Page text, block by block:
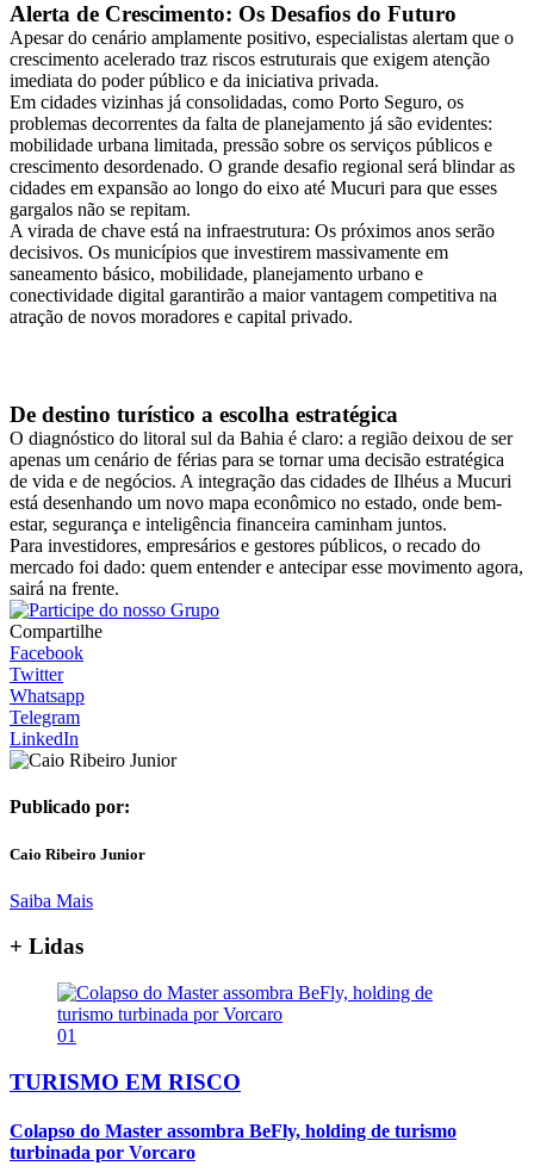
Alerta de Crescimento: Os Desafios do Futuro
Apesar do cenário amplamente positivo, especialistas alertam que o
crescimento acelerado traz riscos estruturais que exigem atenção
imediata do poder público e da iniciativa privada.
Em cidades vizinhas já consolidadas, como Porto Seguro, os
problemas decorrentes da falta de planejamento já são evidentes:
mobilidade urbana limitada, pressão sobre os serviços públicos e
crescimento desordenado. O grande desafio regional será blindar as
cidades em expansão ao longo do eixo até Mucuri para que esses
gargalos não se repitam.
A virada de chave está na infraestrutura: Os próximos anos serão
decisivos. Os municípios que investirem massivamente em
saneamento básico, mobilidade, planejamento urbano e
conectividade digital garantirão a maior vantagem competitiva na
atração de novos moradores e capital privado.
De destino turístico a escolha estratégica
O diagnóstico do litoral sul da Bahia é claro: a região deixou de ser
apenas um cenário de férias para se tornar uma decisão estratégica
de vida e de negócios. A integração das cidades de Ilhéus a Mucuri
está desenhando um novo mapa econômico no estado, onde bem-
estar, segurança e inteligência financeira caminham juntos.
Para investidores, empresários e gestores públicos, o recado do
mercado foi dado: quem entender e antecipar esse movimento agora,
sairá na frente.
Compartilhe
Facebook
Twitter
Whatsapp
Telegram
LinkedIn
Publicado por:
Caio Ribeiro Junior
Saiba Mais
+ Lidas
01
TURISMO EM RISCO
Colapso do Master assombra BeFly, holding de turismo
turbinada por Vorcaro